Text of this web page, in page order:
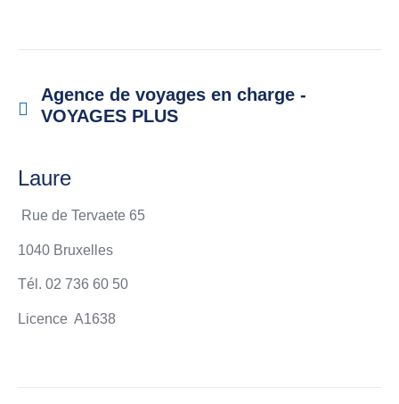
Agence de voyages en charge -
VOYAGES PLUS
Laure
Rue de Tervaete 65
1040 Bruxelles
Tél. 02 736 60 50
Licence A1638